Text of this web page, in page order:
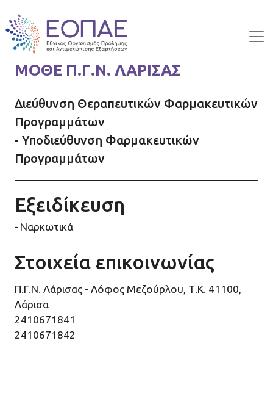
ΜΟΘΕ Π.Γ.Ν. ΛΑΡΙΣΑΣ
Διεύθυνση Θεραπευτικών Φαρμακευτικών
Προγραμμάτων
- Υποδιεύθυνση Φαρμακευτικών
Προγραμμάτων
Εξειδίκευση
Ναρκωτικά
Στοιχεία επικοινωνίας
Π.Γ.Ν. Λάρισας - Λόφος Μεζούρλου, Τ.Κ. 41100,
Λάρισα
2410671841
2410671842